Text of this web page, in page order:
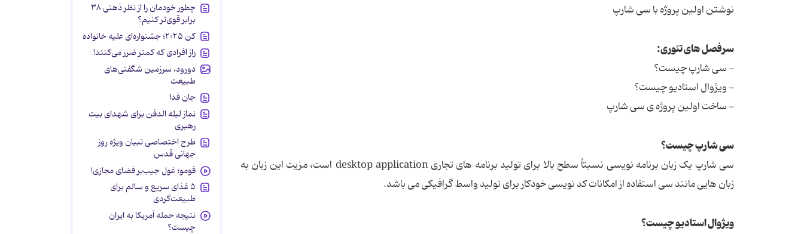
نوشتن اولین پروژه با سی شارپ
سرفصل های تئوری:
- سی شارپ چیست؟
- ویژوال استادیو چیست؟
- ساخت اولین پروژه ی سی شارپ
سی شارپ چیست؟
سی شارپ یک زبان برنامه نویسی نسبتاً سطح بالا برای تولید برنامه های تجاری desktop application است، مزیت این زبان به
زبان هایی مانند سی استفاده از امکانات کد نویسی خودکار برای تولید واسط گرافیکی می باشد.
ویژوال استادیو چیست؟
چطور خودمان را از نظر ذهنی ۳۸
برابر قوی‌تر کنیم؟
کن ۲۰۲۵؛ جشنواره‌ای علیه خانواده
راز افرادی که کمتر ضرر می‌کنند!
دورود، سرزمین شگفتی‌های
طبیعت
جان فدا
نماز لیله الدفن برای شهدای بیت
رهبری
طرح اختصاصی تبیان ویژه روز
جهانی قدس
فومو؛ غول جیب‌بر فضای مجازی!
۵ غذای سریع و سالم برای
طبیعت‌گردی
نتیجه حمله آمریکا به ایران
چیست؟